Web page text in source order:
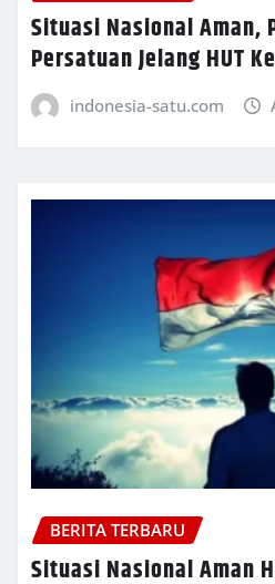
Situasi Nasional Aman,
Persatuan Jelang HUT
indonesia-satu.com
BERITA TERBARU
Situasi Nasional Aman